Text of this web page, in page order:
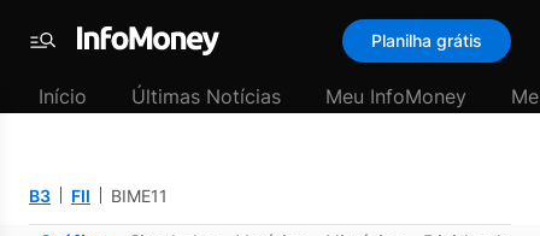
Menu
Planilha grátis
Início Últimas Notícias Meu InfoMoney
B3 FII BIME11